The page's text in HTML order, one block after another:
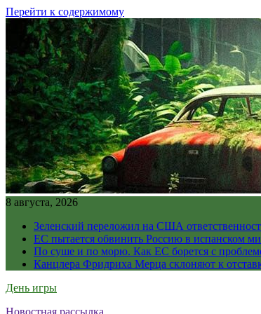
Перейти к содержимому
8 августа, 2026
Зеленский переложил на США
ЕС пытается обвинить Россию в испанском
По суше и по морю. Как ЕС борется с
Канцлера Фридриха Мерца склоняют к
День игры
Новостная рассылка